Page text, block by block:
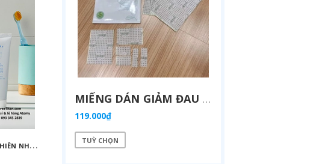
MIẾNG DÁN GIẢM ĐAU CHIẾT XUẤT TINH DẦU LỘC ĐỀ, ĐAU CƠ, MỎI VAI GÁY, BẮP CHÂN NHANH CHÓNG VÀ LÂU DÀI, AN TOÀN KHÔNG GÂY KÍCH ỨNG - ATOMY ETHEREAL OIL PATCH (1 GÓI LẺ X 5 MIẾNG) - ATOMY ETHEREAL OIL PATCH - 애터미 에테리얼 오일 패치 - ATOMY ЭФИРНОЕ МАСЛО-ПАТЧ
119.000₫
TUỲ CHỌN
K
EM ĐÁNH RĂNG CHIẾT XUẤT THIÊN NHIÊN KHÔNG CHỨA FLORUA AN TOÀN DÀNH CHO TRẺ EM ( 50G) - ATOMY KID NATURAL TOOTHPASTE (NON FLUORIDE) - 애터미 키즈 내추럴 치약 - НАТУРАЛЬНАЯ ДЕТСКАЯ ЗУБНАЯ ПАСТА ATOMY